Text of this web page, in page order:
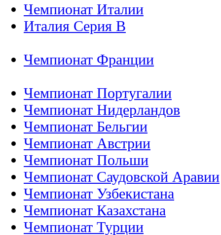
Чемпионат Италии
Италия Серия B
Чемпионат Франции
Чемпионат Португалии
Чемпионат Нидерландов
Чемпионат Бельгии
Чемпионат Австрии
Чемпионат Польши
Чемпионат Саудовской Аравии
Чемпионат Узбекистана
Чемпионат Казахстана
Чемпионат Турции